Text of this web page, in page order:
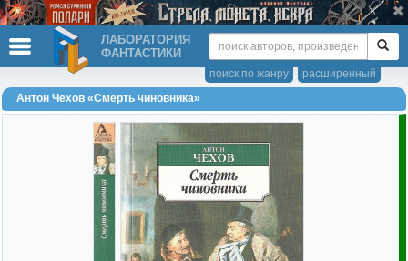
ЛАБОРАТОРИЯ
ФАНТАСТИКИ
расширенный
поиск по жанру
Антон Чехов «Смерть чиновника»